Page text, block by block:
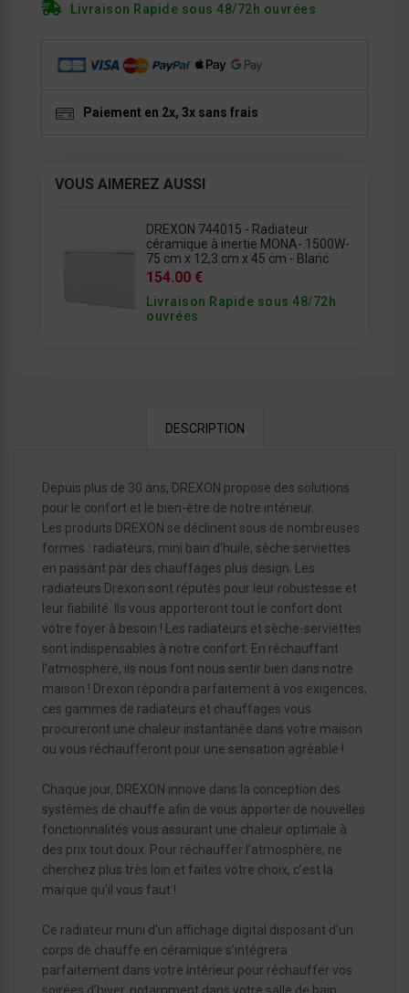
Livraison Rapide sous 48/72h ouvrées
Paiement en 2x, 3x sans frais
VOUS AIMEREZ AUSSI
DREXON 744015 - Radiateur
céramique à inertie MONA- 1500W-
75 cm x 12,3 cm x 45 cm - Blanc
154.00 €
Livraison Rapide sous 48/72h
ouvrées
DESCRIPTION
Depuis plus de 30 ans, DREXON propose des solutions
pour le confort et le bien-être de notre intérieur.
Les produits DREXON se déclinent sous de nombreuses
formes : radiateurs, mini bain d’huile, sèche serviettes
en passant par des chauffages plus design. Les
radiateurs Drexon sont réputés pour leur robustesse et
leur fiabilité. Ils vous apporteront tout le confort dont
votre foyer à besoin ! Les radiateurs et sèche-serviettes
sont indispensables à notre confort. En réchauffant
l'atmosphère, ils nous font nous sentir bien dans notre
maison ! Drexon répondra parfaitement à vos exigences,
ces gammes de radiateurs et chauffages vous
procureront une chaleur instantanée dans votre maison
ou vous réchaufferont pour une sensation agréable !
Chaque jour, DREXON innove dans la conception des
systèmes de chauffe afin de vous apporter de nouvelles
fonctionnalités vous assurant une chaleur optimale à
des prix tout doux. Pour réchauffer l'atmosphère, ne
cherchez plus très loin et faites votre choix, c’est la
marque qu’il vous faut !
Ce radiateur muni d'un affichage digital disposant d'un
corps de chauffe en céramique s’intégrera
parfaitement dans votre intérieur pour réchauffer vos